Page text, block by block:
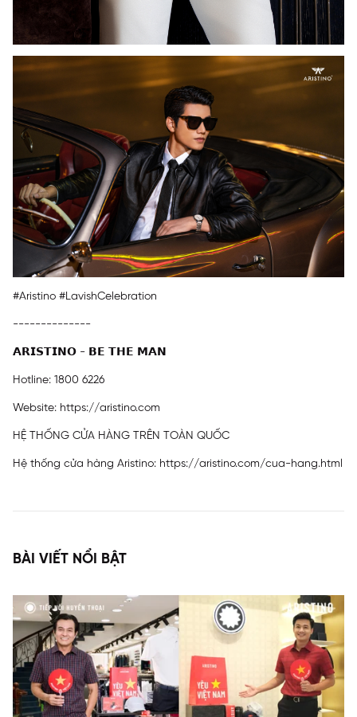
#Aristino #LavishCelebration
--------------
𝗔𝗥𝗜𝗦𝗧𝗜𝗡𝗢 - 𝗕𝗘 𝗧𝗛𝗘 𝗠𝗔𝗡
Hotline: 1800 6226
Website: https://aristino.com
HỆ THỐNG CỬA HÀNG TRÊN TOÀN QUỐC
Hệ thống cửa hàng Aristino: https://aristino.com/cua-hang.html
BÀI VIẾT NỔI BẬT